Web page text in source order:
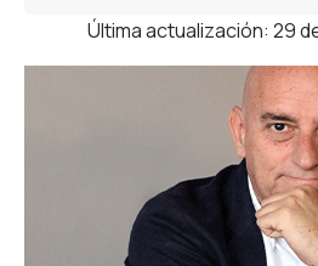
Última actualización: 29